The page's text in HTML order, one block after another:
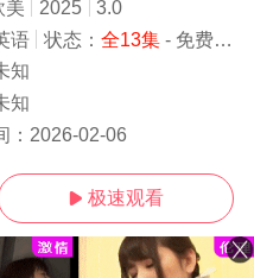
美 2025
3.0
语 状态： 全13集- 免费在线观看
知
知
： 2026-02-06
 极速观看